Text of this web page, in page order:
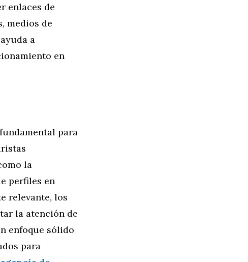
enlaces de
medios de
a
en
para
la
perfiles en
relevante, los
la atención de
enfoque sólido
para